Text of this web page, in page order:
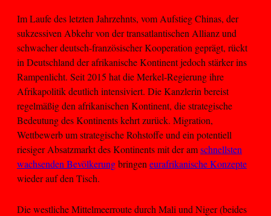
Im Laufe des letzten Jahrzehnts, vom Aufstieg Chinas, der
sukzessiven Abkehr von der transatlantischen Allianz und
schwacher deutsch-französischer Kooperation geprägt, rückt
in Deutschland der afrikanische Kontinent jedoch stärker ins
Rampenlicht. Seit 2015 hat die Merkel-Regierung ihre
Afrikapolitik deutlich intensiviert. Die Kanzlerin bereist
regelmäßig den afrikanischen Kontinent, die strategische
Bedeutung des Kontinents kehrt zurück. Migration,
Wettbewerb um strategische Rohstoffe und ein potentiell
riesiger Absatzmarkt des Kontinents mit der amschnellsten
wachsenden Bevölkerungbringen eurafrikanische Konzepte
wieder auf den Tisch.
Die westliche Mittelmeerroute durch Mali und Niger (beides